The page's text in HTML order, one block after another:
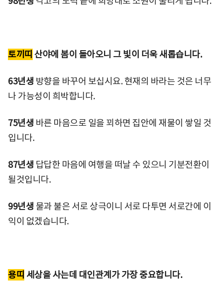
토끼띠 산야에 봄이 돌아오니 그 빛이 더욱 새롭습니다.
63년생 방향을 바꾸어 보십시요. 현재의 바라는 것은 너무
나 가능성이 희박합니다.
75년생 바른 마음으로 일을 꾀하면 집안에 재물이 쌓일 것
입니다.
87년생 답답한 마음에 여행을 떠날 수 있으니 기분전환이
될것입니다.
99년생 물과 불은 서로 상극이니 서로 다투면 서로간에 이
익이 없겠습니다.
용띠 세상을 사는데 대인관계가 가장 중요합니다.